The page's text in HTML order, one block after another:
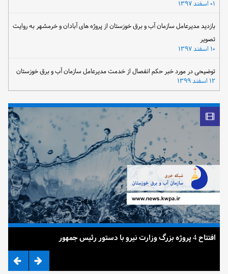
بازدید مدیرعامل سازمان آب و برق خوزستان از پروژه های آبادان و خرمشهر به روایت
تصویر
توضیحی در مورد خبر حکم انفصال از خدمت مدیرعامل سازمان آب و برق خوزستان
۱۲ اسفند ۱۳۹۹
افتتاح 4 پروژه بزرگ وزارت نیرو با دستور رئیس جمهور